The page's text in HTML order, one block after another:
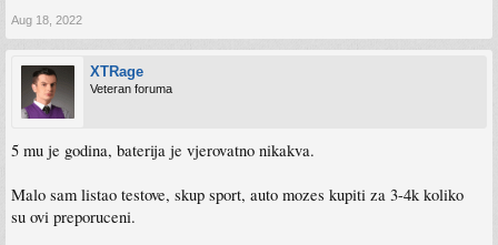
Aug 18, 2022
XTRage
Veteran foruma
5 mu je godina, baterija je vjerovatno nikakva.
Malo sam listao testove, skup sport, auto mozes kupiti za 3-4k koliko
su ovi preporuceni.